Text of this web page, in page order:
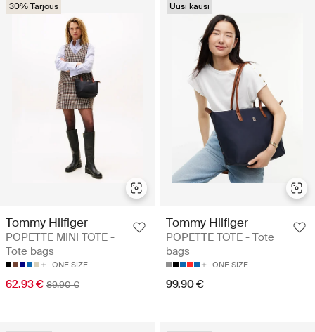
30% Tarjous
Tommy Hilfiger
POPETTE MINI TOTE -
Tote bags
ONE SIZE
62.93 € 89.90 €
Uusi kausi
Tommy Hilfiger
POPETTE TOTE - Tote
bags
ONE SIZE
99.90 €